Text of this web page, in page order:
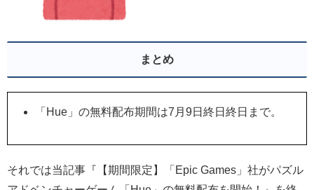
まとめ
「Hue」の無料配布期間は7月9日終日終日まで。
それでは当記事『【期間限定】「Epic Games」社がパズル